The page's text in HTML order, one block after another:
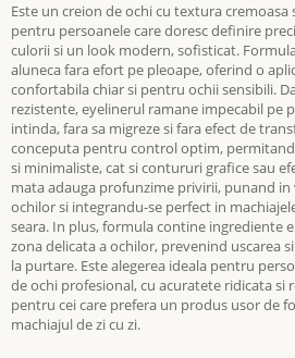
Este un creion de ochi cu textura
pentru persoanele care doresc definire
culorii si un look modern, sofisticat.
aluneca fara efort pe pleoape, oferind o
confortabila chiar si pentru ochii sensibili.
rezistente, eyelinerul ramane impecabil pe
intinda, fara sa migreze si fara efect de
conceputa pentru control optim,
si minimaliste, cat si contururi grafice sau
mata adauga profunzime privirii, punand in
ochilor si integrandu-se perfect in
seara. In plus, formula contine ingrediente
zona delicata a ochilor, prevenind uscarea
la purtare. Este alegerea ideala pentru
de ochi profesional, cu acuratete ridicata si
pentru cei care prefera un produs usor de
machiajul de zi cu zi.